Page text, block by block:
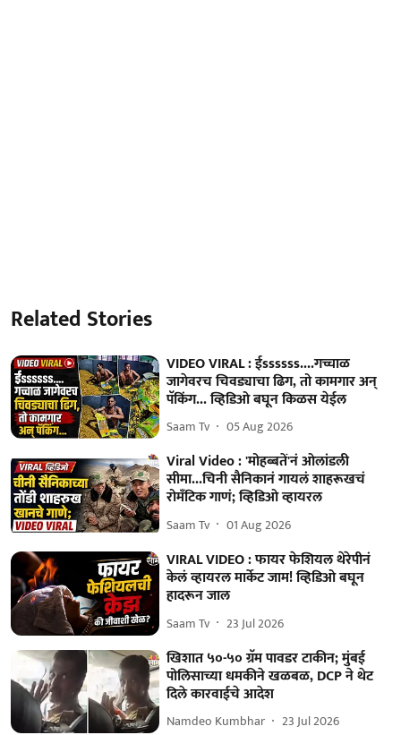
Related Stories
VIDEO VIRAL : ईssssss....गच्चाळ
जागेवरच चिवड्याचा ढिग, तो कामगार अन्
पॅकिंग... व्हिडिओ बघून किळस येईल
Saam Tv 05 Aug 2026
Viral Video : 'मोहब्बतें'नं ओलांडली
सीमा...चिनी सैनिकानं गायलं शाहरूखचं
रोमँटिक गाणं; व्हिडिओ व्हायरल
Saam Tv 01 Aug 2026
VIRAL VIDEO : फायर फेशियल थेरेपीनं
केलं व्हायरल मार्केट जाम! व्हिडिओ बघून
हादरून जाल
Saam Tv 23 Jul 2026
खिशात ५०-५० ग्रॅम पावडर टाकीन; मुंबई
पोलिसाच्या धमकीने खळबळ, DCP ने थेट
दिले कारवाईचे आदेश
Namdeo Kumbhar 23 Jul 2026